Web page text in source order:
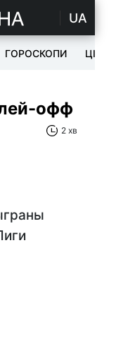
UA
ГОРОСКОПИ ЦІКАВЕ
офф
2 хв